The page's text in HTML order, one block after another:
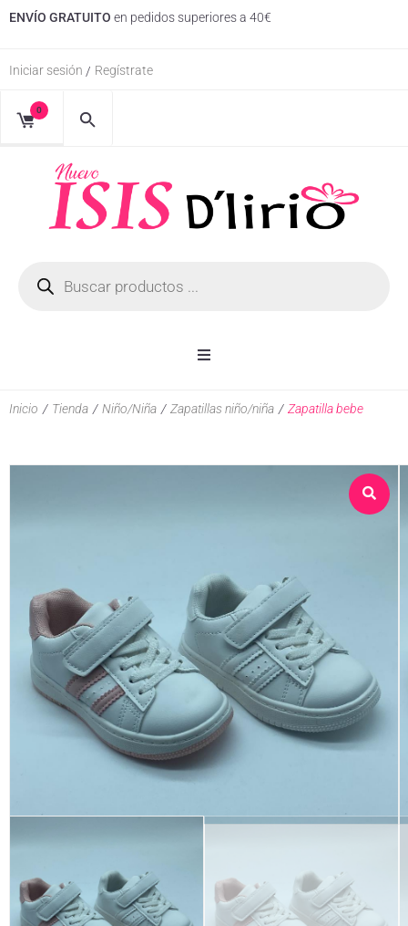
ENVÍO GRATUITO en pedidos superiores a 40€
Iniciar sesión / Regístrate
0
Inicio
Inicio / Tienda / Niño/Niña / Zapatillas niño/niña / Zapatilla bebe